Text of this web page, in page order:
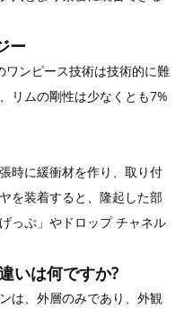
ー
ンピース技術は技術的に難
リムの剛性は少なくとも7%
時に緩衝材を作り、取り付
を装着すると、隆起した部
っぷ」やドロップ チャネル
いは何ですか?
は、外層のみであり、外観